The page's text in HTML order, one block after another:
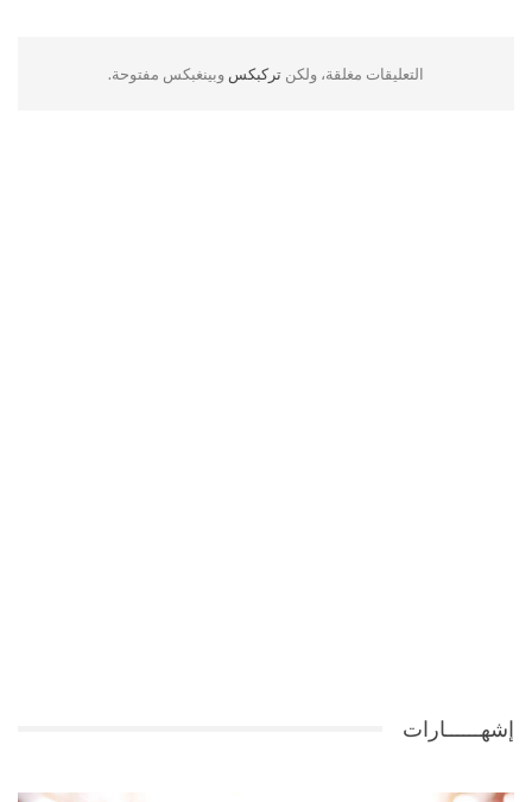
التعليقات مغلقة، ولكن تركبكس وبينغبكس مفتوحة.
إشهــــــارات